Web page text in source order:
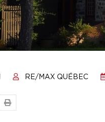
RE/MAX QUÉBEC